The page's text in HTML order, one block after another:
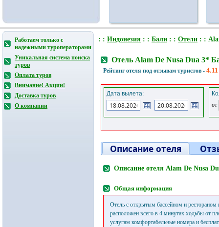
Работаем только с
надежными туроператорами
Уникальная система поиска
туров
Оплата туров
Внимание! Акции!
Доставка туров
О компании
: : Индонезия : : Бали : : Отели : :
Отель Alam De Nusa Dua 3*
Рейтинг отеля под отзывам туристов -
Дата вылета:
от
Описание отеля
Описание отеля Alam De Nusa
Общая информация
Отель с открытым бассейном и рестораном
расположен всего в 4 минутах ходьбы от
услугам комфортабельные номера и